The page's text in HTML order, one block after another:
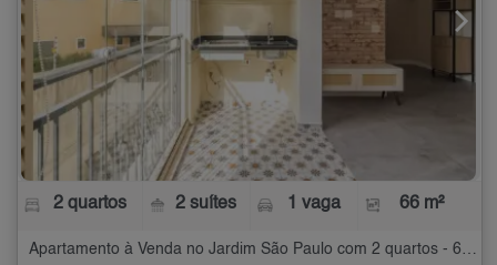
2 quartos 2 suítes 1 vaga 66 m²
Apartamento à Venda no Jardim São Paulo com 2 quartos - 66 m²